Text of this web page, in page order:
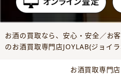
お酒の買取なら、安心・安全／お
のお酒買取専門店JOYLAB(ジョイラ
お酒買取専門